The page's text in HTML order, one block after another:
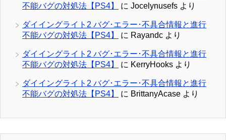
不能バグの対処法【PS4】
に Jocelynusefs より
ダイイングライト2 バグ･エラー･不具合情報と進行
不能バグの対処法【PS4】
に Rayandc より
ダイイングライト2 バグ･エラー･不具合情報と進行
不能バグの対処法【PS4】
に KerryHooks より
ダイイングライト2 バグ･エラー･不具合情報と進行
不能バグの対処法【PS4】
に BrittanyAcase より